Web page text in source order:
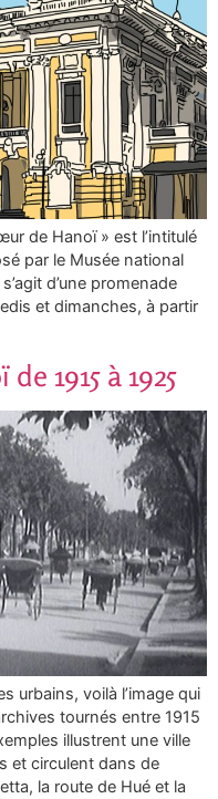
de Hanoï » est l’intitulé
par le Musée national
d’une promenade
et dimanches, à partir
1915 à 1925
urbains, voilà l’image qui
tournés entre 1915
illustrent une ville
et circulent dans de
la route de Hué et la